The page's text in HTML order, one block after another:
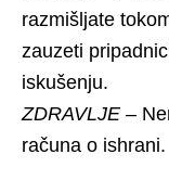
razmišljate
zauzeti
iskušenju.
ZDRAVLJE –
računa o ishrani.